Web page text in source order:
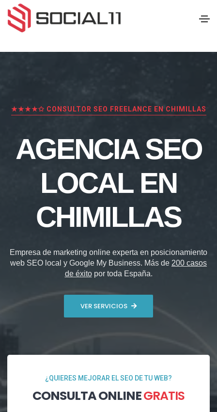
★★★★✩ CONSULTOR SEO FREELANCE EN CHIMILLAS
AGENCIA SEO
LOCAL EN
CHIMILLAS
Empresa de marketing online experta en posicionamiento
web SEO local y Google My Business. Más de 200 casos
de éxitopor toda España.
VER SERVICIOS
¿QUIERES MEJORAR EL SEO DE TU WEB?
CONSULTA ONLINEGRATIS